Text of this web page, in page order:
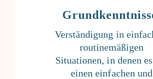
Verständigung in
routinemäßigen
Situationen, in denen
einen einfachen und